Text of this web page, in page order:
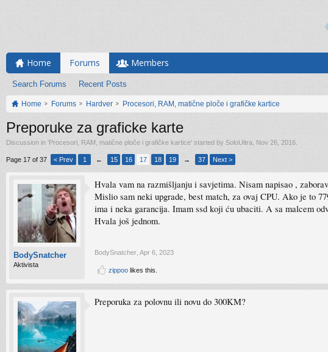
Home Forums
Search Forums Recent Posts
Members
Home Forums Hardver Procesori, RAM, matične ploče i grafičke kartice
Preporuke za graficke karte
Discussion in 'Procesori, RAM, matične ploče i grafičke kartice' started by SoloUltra Nov 26, 2016
Page 17 of 37 < Prev 1 ← 15 16 17 18 19 → 37 Next >
BodySnatcher
Aktivista
Hvala vam na razmišljanju i savjetima. Nisam napisao ,
Mislio sam neki upgrade, best match, za ovaj CPU. Ako je to
ima i neka garancija. Imam ssd koji ću ubaciti. A sa malcem
Hvala još jednom.
BodySnatcher Apr 6, 2023
zippoo likes this.
Preporuka za polovnu ili novu do 300KM?